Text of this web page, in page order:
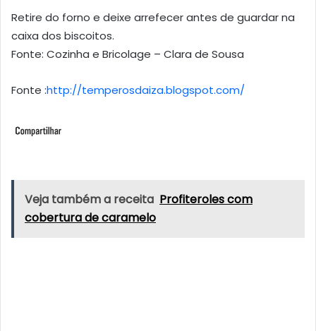
Retire do forno e deixe arrefecer antes de guardar na
caixa dos biscoitos.
Fonte: Cozinha e Bricolage – Clara de Sousa
Fonte :http://temperosdaiza.blogspot.com/
Veja também a receita Profiteroles com
cobertura de caramelo